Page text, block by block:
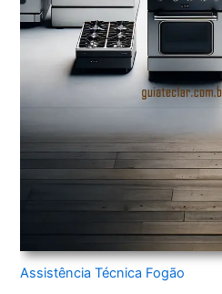
Assistência Técnica Fogão